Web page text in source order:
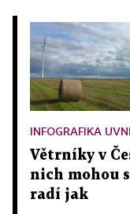
INFOGRAFIKA
Větrníky v
nich mohou
radí jak